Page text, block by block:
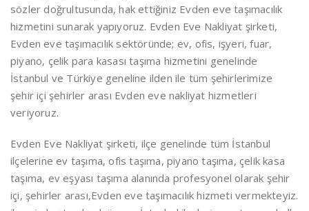
sözler doğrultusunda, hak ettiğiniz Evden eve taşımacılık
hizmetini sunarak yapıyoruz. Evden Eve Nakliyat şirketi,
Evden eve taşımacılık sektöründe; ev, ofis, işyeri, fuar,
piyano, çelik para kasası taşıma hizmetini genelinde
İstanbul ve Türkiye geneline ilden ile tüm şehirlerimize
şehir içi şehirler arası Evden eve nakliyat hizmetleri
veriyoruz.
Evden Eve Nakliyat şirketi, ilçe genelinde tüm İstanbul
ilçelerine ev taşıma, ofis taşıma, piyano taşıma, çelik kasa
taşıma, ev eşyası taşıma alanında profesyonel olarak şehir
içi, şehirler arası,Evden eve taşımacılık hizmeti vermekteyiz.